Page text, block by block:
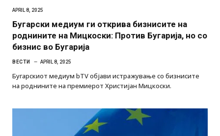
APRIL 8, 2025
Бугарски медиум ги открива бизнисите на
роднините на Мицкоски: Против Бугарија, но со
бизнис во Бугарија
ВЕСТИ APRIL 8, 2025
Бугарскиот медиум bTV објави истражување со бизнисите
на роднините на премиерот Христијан Мицкоски.